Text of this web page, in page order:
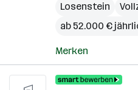
Losenstein
ab 52.000 €
Merken